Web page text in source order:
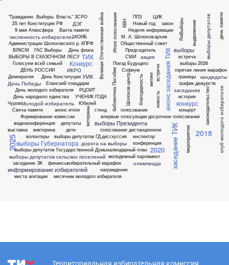
"Гражданин. Выборы. Власть"
25 лет Конституции РФ
9 мая
численность избирателей
Администрации Шолоховского р.
Атмосфера
ВЛКСМ
ВЫБОРЫ В СКАЗОЧНОМ ЛЕСУ
Вахта памяти Великая Отечественная война
ГАС Выборы
Голосуем всей семьей
ДЕНЬ РОССИИ
ДЭГ
Демократия День Конституции
День Победы
День молодого избирателя
День народного единства
День флага
Еланский плацдарм
ЗСРО
ИКРО
Итоги голосования КВН
КОИБ
КПРФ
Конкурс
М. А. Шолохов
Молодой избиратель
Неделя информации
Новый год
Общественный совет
ППЗ
Поезд Будущего
Пособие
Председатель
РЦОИТ
СМИ
Свеча памяти
Софиум
ТИК
УИК
УЧЕНИК ГОДА
Формирование комиссии
ЦИК
Чуров Шолохов-центр
Юбилей
ЯиВыборы
акция
анонс анонс заседания ТИК
архив
библиотека благодарность
ветераны
видеоконференция
викторина
волонтеры
впервые голосующие
встреча
встречи
выборы
выборы 2026
выборы Губернатора
выборы Президента
выборы депутатов
выборы депутатов ГД
выборы депутатов Государственной Думы
выборы депутатов сельских поселений
выдвижение
выставка
голосование
голосование дистанционное
горячая линия
границы
график дежурств
день памяти
депутаты
дети
дисскуссия
дорога на выборы
досрочное голосование
закон
законодательство
заседание
заседание ТИК
заседание ЭК избирательный марафон
инспектор
информирование избирателей
история
итоги
календарный план
кандидаты
клуб молодого избирателя
конкурс
конференция
концерт
марафон
мероприятие
места агитации месячник молодого избирателя
митинг
молодежный парламент
награждение
новость
олимпиада
стенд
финансы
2018
2020
2025